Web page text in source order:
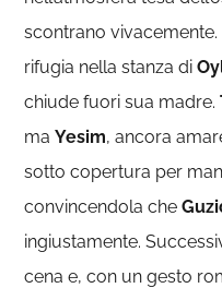
scontrano
rifugia nella stanza di
chiude fuori sua madre.
maYesim, ancora
sotto copertura per
convincendola che
ingiustamente.
cena e, con un gesto